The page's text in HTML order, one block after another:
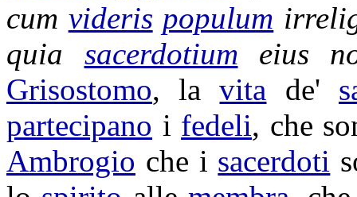
cum videris populum
quia sacerdotium eius
Grisostomo, lavita de'
partecipano i fedeli, che
Ambrogio che i sacerdoti